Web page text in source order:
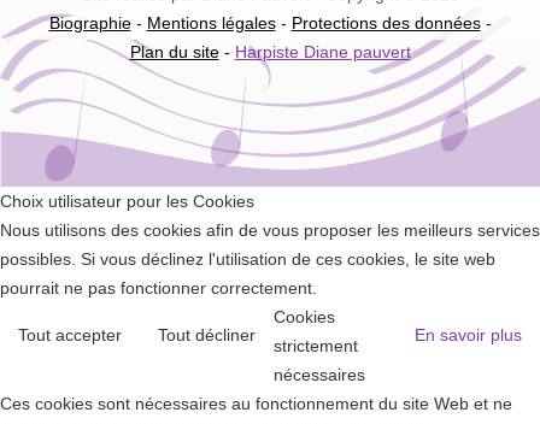
Biographie- Mentions légales- Protections des données-
Plan du site- Harpiste Diane pauvert
Choix utilisateur pour les Cookies
Nous utilisons des cookies afin de vous proposer les meilleurs services
possibles. Si vous déclinez l'utilisation de ces cookies, le site web
pourrait ne pas fonctionner correctement.
Tout accepter Tout décliner En savoir plus
Cookies
strictement
nécessaires
Ces cookies sont nécessaires au fonctionnement du site Web et ne